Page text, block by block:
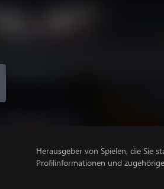
Herausgeber von Spielen, die Sie
Profilinformationen und